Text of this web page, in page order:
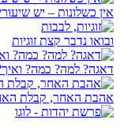
אין כשלונות – יש
ובואו נדבר קצת זוגיות
דאגה? למה? כמה?
אהבת האחר, קבלת